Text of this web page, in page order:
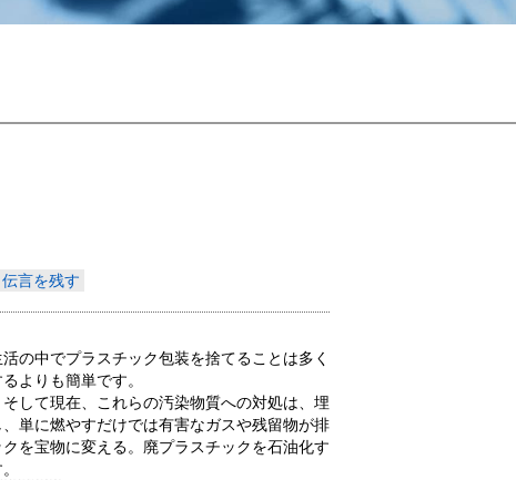
हिन्दी
伝言を残す
の中でプラスチック包装を捨てることは多く
よりも簡単です。
して現在、これらの汚染物質への対処は、埋
単に燃やすだけでは有害なガスや残留物が排
を宝物に変える。廃プラスチックを石油化す